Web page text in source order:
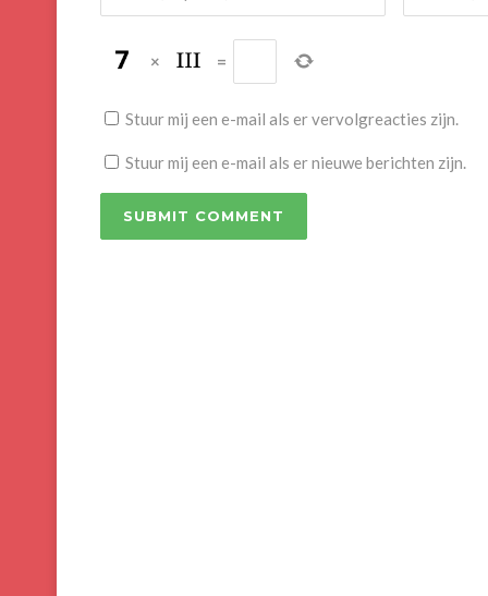
× =
Stuur mij een e-mail als er vervolgreacties zijn.
Stuur mij een e-mail als er nieuwe berichten zijn.